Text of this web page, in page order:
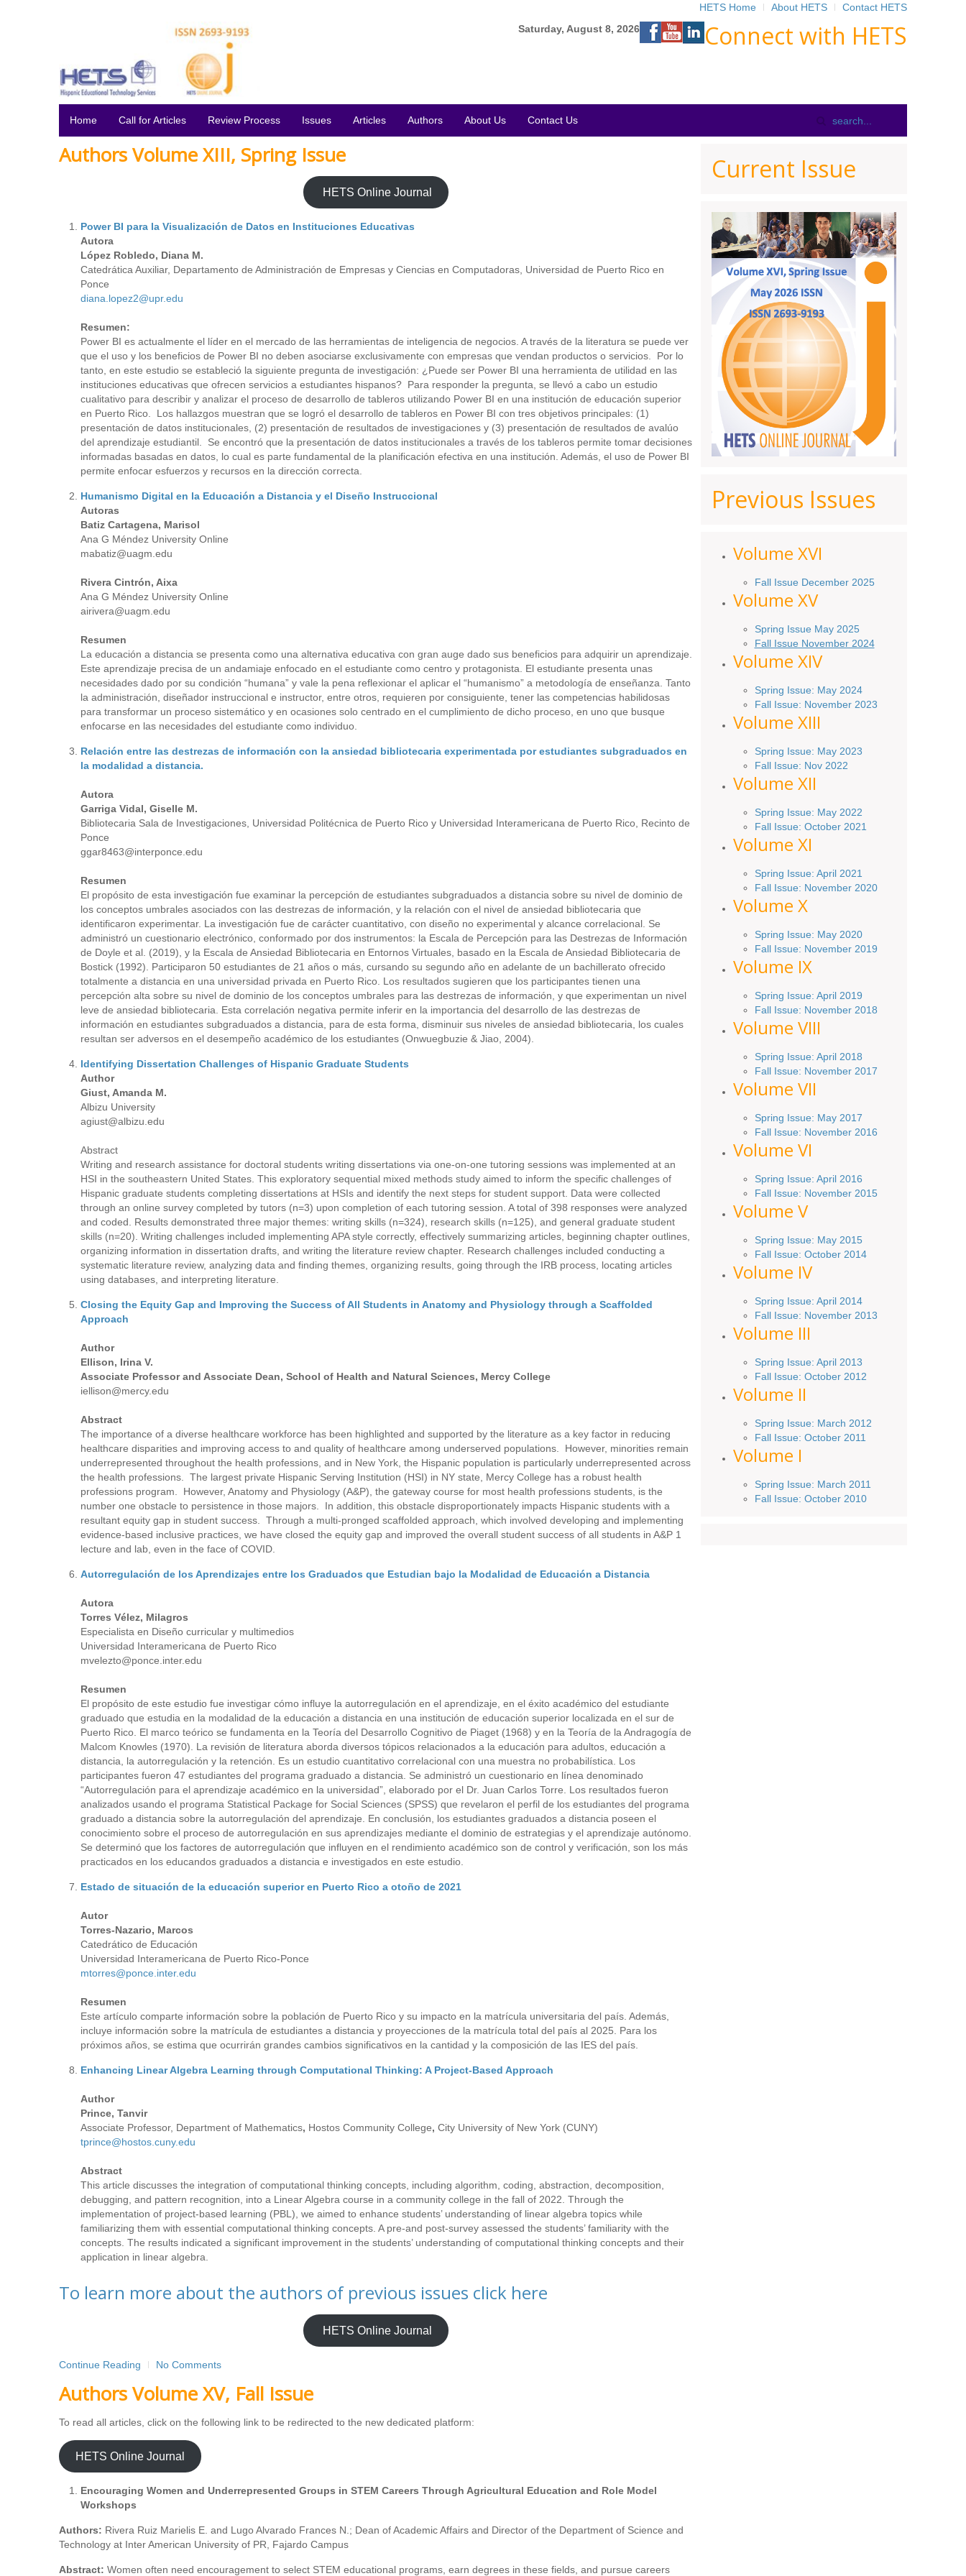
HETS Home About HETS Contact HETS
Connect with HETS
Saturday, August 8, 2026
Home Call for Articles Review Process Issues Articles Authors About Us Contact Us
Authors Volume XIII, Spring Issue
HETS Online Journal
Power BI para la Visualización de Datos en Instituciones Educativas
Autora
López Robledo, Diana M.
Catedrática Auxiliar, Departamento de Administración de Empresas y Ciencias en Computadoras, Universidad de Puerto Rico en
Ponce
diana.lopez2@upr.edu
Resumen:
Power BI es actualmente el líder en el mercado de las herramientas de inteligencia de negocios. A través de la literatura se puede ver
que el uso y los beneficios de Power BI no deben asociarse exclusivamente con empresas que vendan productos o servicios. Por lo
tanto, en este estudio se estableció la siguiente pregunta de investigación: ¿Puede ser Power BI una herramienta de utilidad en las
instituciones educativas que ofrecen servicios a estudiantes hispanos? Para responder la pregunta, se llevó a cabo un estudio
cualitativo para describir y analizar el proceso de desarrollo de tableros utilizando Power BI en una institución de educación superior
en Puerto Rico. Los hallazgos muestran que se logró el desarrollo de tableros en Power BI con tres objetivos principales: (1)
presentación de datos institucionales, (2) presentación de resultados de investigaciones y (3) presentación de resultados de avalúo
del aprendizaje estudiantil. Se encontró que la presentación de datos institucionales a través de los tableros permite tomar decisiones
informadas basadas en datos, lo cual es parte fundamental de la planificación efectiva en una institución. Además, el uso de Power BI
permite enfocar esfuerzos y recursos en la dirección correcta.
Humanismo Digital en la Educación a Distancia y el Diseño Instruccional
Autoras
Batiz Cartagena, Marisol
Ana G Méndez University Online
mabatiz@uagm.edu
Rivera Cintrón, Aixa
Ana G Méndez University Online
airivera@uagm.edu
Resumen
La educación a distancia se presenta como una alternativa educativa con gran auge dado sus beneficios para adquirir un aprendizaje.
Este aprendizaje precisa de un andamiaje enfocado en el estudiante como centro y protagonista. El estudiante presenta unas
necesidades dado por su condición “humana” y vale la pena reflexionar el aplicar el “humanismo” a metodología de enseñanza. Tanto
la administración, diseñador instruccional e instructor, entre otros, requieren por consiguiente, tener las competencias habilidosas
para transformar un proceso sistemático y en ocasiones solo centrado en el cumplimiento de dicho proceso, en uno que busque
enfocarse en las necesidades del estudiante como individuo.
Relación entre las destrezas de información con la ansiedad bibliotecaria experimentada por estudiantes subgraduados en
la modalidad a distancia.
Autora
Garriga Vidal, Giselle M.
Bibliotecaria Sala de Investigaciones, Universidad Politécnica de Puerto Rico y Universidad Interamericana de Puerto Rico, Recinto de
Ponce
ggar8463@interponce.edu
Resumen
El propósito de esta investigación fue examinar la percepción de estudiantes subgraduados a distancia sobre su nivel de dominio de
los conceptos umbrales asociados con las destrezas de información, y la relación con el nivel de ansiedad bibliotecaria que
identificaron experimentar. La investigación fue de carácter cuantitativo, con diseño no experimental y alcance correlacional. Se
administró un cuestionario electrónico, conformado por dos instrumentos: la Escala de Percepción para las Destrezas de Información
de Doyle et al. (2019), y la Escala de Ansiedad Bibliotecaria en Entornos Virtuales, basado en la Escala de Ansiedad Bibliotecaria de
Bostick (1992). Participaron 50 estudiantes de 21 años o más, cursando su segundo año en adelante de un bachillerato ofrecido
totalmente a distancia en una universidad privada en Puerto Rico. Los resultados sugieren que los participantes tienen una
percepción alta sobre su nivel de dominio de los conceptos umbrales para las destrezas de información, y que experimentan un nivel
leve de ansiedad bibliotecaria. Esta correlación negativa permite inferir en la importancia del desarrollo de las destrezas de
información en estudiantes subgraduados a distancia, para de esta forma, disminuir sus niveles de ansiedad bibliotecaria, los cuales
resultan ser adversos en el desempeño académico de los estudiantes (Onwuegbuzie & Jiao, 2004).
Identifying Dissertation Challenges of Hispanic Graduate Students
Author
Giust, Amanda M.
Albizu University
agiust@albizu.edu
Abstract
Writing and research assistance for doctoral students writing dissertations via one-on-one tutoring sessions was implemented at an
HSI in the southeastern United States. This exploratory sequential mixed methods study aimed to inform the specific challenges of
Hispanic graduate students completing dissertations at HSIs and identify the next steps for student support. Data were collected
through an online survey completed by tutors (n=3) upon completion of each tutoring session. A total of 398 responses were analyzed
and coded. Results demonstrated three major themes: writing skills (n=324), research skills (n=125), and general graduate student
skills (n=20). Writing challenges included implementing APA style correctly, effectively summarizing articles, beginning chapter outlines,
organizing information in dissertation drafts, and writing the literature review chapter. Research challenges included conducting a
systematic literature review, analyzing data and finding themes, organizing results, going through the IRB process, locating articles
using databases, and interpreting literature.
Closing the Equity Gap and Improving the Success of All Students in Anatomy and Physiology through a Scaffolded
Approach
Author
Ellison, Irina V.
Associate Professor and Associate Dean, School of Health and Natural Sciences, Mercy College
iellison@mercy.edu
Abstract
The importance of a diverse healthcare workforce has been highlighted and supported by the literature as a key factor in reducing
healthcare disparities and improving access to and quality of healthcare among underserved populations. However, minorities remain
underrepresented throughout the health professions, and in New York, the Hispanic population is particularly underrepresented across
the health professions. The largest private Hispanic Serving Institution (HSI) in NY state, Mercy College has a robust health
professions program. However, Anatomy and Physiology (A&P), the gateway course for most health professions students, is the
number one obstacle to persistence in those majors. In addition, this obstacle disproportionately impacts Hispanic students with a
resultant equity gap in student success. Through a multi-pronged scaffolded approach, which involved developing and implementing
evidence-based inclusive practices, we have closed the equity gap and improved the overall student success of all students in A&P 1
lecture and lab, even in the face of COVID.
Autorregulación de los Aprendizajes entre los Graduados que Estudian bajo la Modalidad de Educación a Distancia
Autora
Torres Vélez, Milagros
Especialista en Diseño curricular y multimedios
Universidad Interamericana de Puerto Rico
mvelezto@ponce.inter.edu
Resumen
El propósito de este estudio fue investigar cómo influye la autorregulación en el aprendizaje, en el éxito académico del estudiante
graduado que estudia en la modalidad de la educación a distancia en una institución de educación superior localizada en el sur de
Puerto Rico. El marco teórico se fundamenta en la Teoría del Desarrollo Cognitivo de Piaget (1968) y en la Teoría de la Andragogía de
Malcom Knowles (1970). La revisión de literatura aborda diversos tópicos relacionados a la educación para adultos, educación a
distancia, la autorregulación y la retención. Es un estudio cuantitativo correlacional con una muestra no probabilística. Los
participantes fueron 47 estudiantes del programa graduado a distancia. Se administró un cuestionario en línea denominado
“Autorregulación para el aprendizaje académico en la universidad”, elaborado por el Dr. Juan Carlos Torre. Los resultados fueron
analizados usando el programa Statistical Package for Social Sciences (SPSS) que revelaron el perfil de los estudiantes del programa
graduado a distancia sobre la autorregulación del aprendizaje. En conclusión, los estudiantes graduados a distancia poseen el
conocimiento sobre el proceso de autorregulación en sus aprendizajes mediante el dominio de estrategias y el aprendizaje autónomo.
Se determinó que los factores de autorregulación que influyen en el rendimiento académico son de control y verificación, son los más
practicados en los educandos graduados a distancia e investigados en este estudio.
Estado de situación de la educación superior en Puerto Rico a otoño de 2021
Autor
Torres-Nazario, Marcos
Catedrático de Educación
Universidad Interamericana de Puerto Rico-Ponce
mtorres@ponce.inter.edu
Resumen
Este artículo comparte información sobre la población de Puerto Rico y su impacto en la matrícula universitaria del país. Además,
incluye información sobre la matrícula de estudiantes a distancia y proyecciones de la matrícula total del país al 2025. Para los
próximos años, se estima que ocurrirán grandes cambios significativos en la cantidad y la composición de las IES del país.
Enhancing Linear Algebra Learning through Computational Thinking: A Project-Based Approach
Author
Prince, Tanvir
Associate Professor, Department of Mathematics, Hostos Community College, City University of New York (CUNY)
tprince@hostos.cuny.edu
Abstract
This article discusses the integration of computational thinking concepts, including algorithm, coding, abstraction, decomposition,
debugging, and pattern recognition, into a Linear Algebra course in a community college in the fall of 2022. Through the
implementation of project-based learning (PBL), we aimed to enhance students’ understanding of linear algebra topics while
familiarizing them with essential computational thinking concepts. A pre-and post-survey assessed the students’ familiarity with the
concepts. The results indicated a significant improvement in the students’ understanding of computational thinking concepts and their
application in linear algebra.
To learn more about the authors of previous issues click here
HETS Online Journal
Continue Reading No Comments
Authors Volume XV, Fall Issue
To read all articles, click on the following link to be redirected to the new dedicated platform:
HETS Online Journal
Encouraging Women and Underrepresented Groups in STEM Careers Through Agricultural Education and Role Model
Workshops
Authors: Rivera Ruiz Marielis E. and Lugo Alvarado Frances N.; Dean of Academic Affairs and Director of the Department of Science and
Technology at Inter American University of PR, Fajardo Campus
Abstract: Women often need encouragement to select STEM educational programs, earn degrees in these fields, and pursue careers
Current Issue
Previous Issues
Volume XVI
Fall Issue December 2025
Volume XV
Spring Issue May 2025
Fall Issue November 2024
Volume XIV
Spring Issue: May 2024
Fall Issue: November 2023
Volume XIII
Spring Issue: May 2023
Fall Issue: Nov 2022
Volume XII
Spring Issue: May 2022
Fall Issue: October 2021
Volume XI
Spring Issue: April 2021
Fall Issue: November2020
Volume X
Spring Issue: May 2020
Fall Issue: November 2019
Volume IX
Spring Issue: April 2019
Fall Issue: November 2018
Volume VIII
Spring Issue: April 2018
Fall Issue: November 2017
Volume VII
Spring Issue: May 2017
Fall Issue: November2016
Volume VI
Spring Issue: April 2016
Fall Issue: November 2015
Volume V
Spring Issue: May 2015
Fall Issue: October2014
Volume IV
Spring Issue: April 2014
Fall Issue: November2013
Volume III
Spring Issue: April 2013
Fall Issue: October2012
Volume II
Spring Issue: March 2012
Fall Issue: October 2011
Volume I
Spring Issue: March 2011
Fall Issue: October 2010